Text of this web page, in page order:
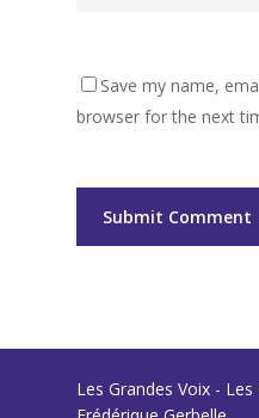
Save my name,
browser for the next
Les Grandes Voix -